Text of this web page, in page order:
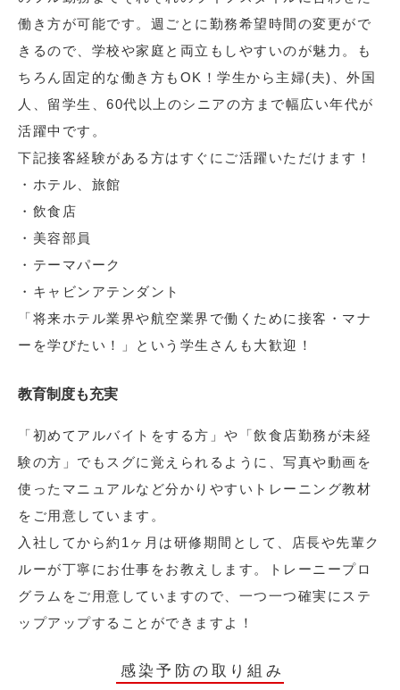
働き方が可能です。週ごとに勤務希望時間の変更がで
きるので、学校や家庭と両立もしやすいのが魅力。も
ちろん固定的な働き方もOK！学生から主婦(夫)、外国
人、留学生、60代以上のシニアの方まで幅広い年代が
活躍中です。
下記接客経験がある方はすぐにご活躍いただけます！
・ホテル、旅館
・飲食店
・美容部員
・テーマパーク
・キャビンアテンダント
「将来ホテル業界や航空業界で働くために接客・マナ
ーを学びたい！」という学生さんも大歓迎！
教育制度も充実
「初めてアルバイトをする方」や「飲食店勤務が未経
験の方」でもスグに覚えられるように、写真や動画を
使ったマニュアルなど分かりやすいトレーニング教材
をご用意しています。
入社してから約1ヶ月は研修期間として、店長や先輩ク
ルーが丁寧にお仕事をお教えします。トレーニープロ
グラムをご用意していますので、一つ一つ確実にステ
ップアップすることができますよ！
感染予防の取り組み